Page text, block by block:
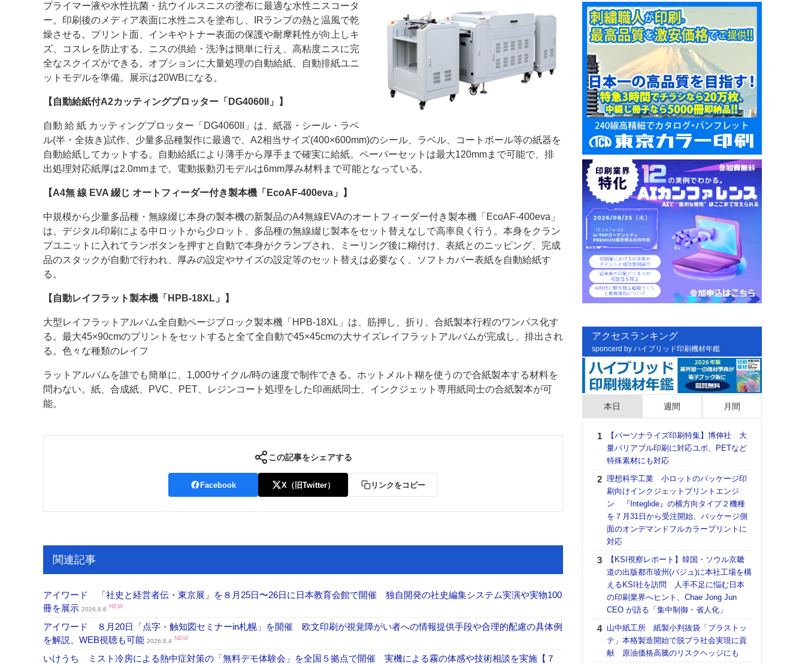
運営
会社案内 購読・購入申し込み サイトポリシー お問い合わせ
プライマー液や水性抗菌・抗ウイルスニスの塗布に最適な水性ニスコータ
ー。印刷後のメディア表面に水性ニスを塗布し、IRランプの熱と温風で乾
燥させる。プリント面、インキやトナー表面の保護や耐摩耗性が向上しキ
ズ、コスレを防止する。ニスの供給・洗浄は簡単に行え、高粘度ニスに完
全なスクイズができる。オプションに大量処理の自動給紙、自動排紙ユニ
ットモデルを準備。展示は20WBになる。
【自動給紙付A2カッティングプロッター「DG4060II」】
自動 給 紙 カッティングプロッター「DG4060II」は、紙器・シール・ラベ
ル(半・全抜き)試作、少量多品種製作に最適で、A2相当サイズ(400×600mm)のシール、ラベル、コートボール等の紙器を
自動給紙してカットする。自動給紙により薄手から厚手まで確実に給紙。ペーパーセットは最大120mmまで可能で、排
出処理対応紙厚は2.0mmまで。電動振動刃モデルは6mm厚み材料まで可能となっている。
【A4無 線 EVA 綴じ オートフィーダー付き製本機「EcoAF-400eva」】
中規模から少量多品種・無線綴じ本身の製本機の新製品のA4無線EVAのオートフィーダー付き製本機「EcoAF-400eva」
は、デジタル印刷による中ロットから少ロット、多品種の無線綴じ製本をセット替えなしで高率良く行う。本身をクラン
プユニットに入れてランボタンを押すと自動で本身がクランプされ、ミーリング後に糊付け、表紙とのニッピング、完成
品のスタックが自動で行われ、厚みの設定やサイズの設定等のセット替えは必要なく、ソフトカバー表紙を自動給紙す
る。
【自動レイフラット製本機「HPB-18XL」】
大型レイフラットアルバム全自動ページブロック製本機「HPB-18XL」は、筋押し、折り、合紙製本行程のワンパス化す
る。最大45×90cmのプリントをセットすると全て全自動で45×45cmの大サイズレイフラットアルバムが完成し、排出され
る。色々な種類のレイフ
ラットアルバムを誰でも簡単に、1,000サイクル/時の速度で制作できる。ホットメルト糊を使うので合紙製本する材料を
問わない。紙、合成紙、PVC、PET、レジンコート処理をした印画紙同士、インクジェット専用紙同士の合紙製本が可
能。
この記事をシェアする
Facebook X（旧Twitter） リンクをコピー
関連記事
アイワード 「社史と経営者伝・東京展」を８月25日〜26日に日本教育会館で開催 独自開発の社史編集システム実演や実物100
冊を展示 2026.8.6 NEW
アイワード ８月20日「点字・触知図セミナーin札幌」を開催 欧文印刷が視覚障がい者への情報提供手段や合理的配慮の具体例
を解説、WEB視聴も可能 2026.8.4 NEW
いけうち ミスト冷房による熱中症対策の「無料デモ体験会」を全国５拠点で開催 実機による霧の体感や技術相談を実施【７
アクセスランキング
sponcerd by ハイブリッド印刷機材年鑑
本日 週間 月間
【パーソナライズ印刷特集】博伸社 大
量バリアブル印刷に対応ユポ、PETなど
特殊素材にも対応
理想科学工業 小ロットのパッケージ印
刷向けインクジェットプリントエンジ
ン 『Integlide』の横方向タイプ２機種
を７月31日から受注開始、パッケージ側
面のオンデマンドフルカラープリントに
対応
【KSI視察レポート】韓国・ソウル京畿
道の出版都市坡州(パジュ)に本社工場を構
えるKSI社を訪問 人手不足に悩む日本
の印刷業界へヒント、Chae Jong Jun
CEO が語る「集中制御・省人化」
山中紙工所 紙製小判抜袋「プラストッ
テ」本格製造開始で脱プラ社会実現に貢
献 原油価格高騰のリスクヘッジにも